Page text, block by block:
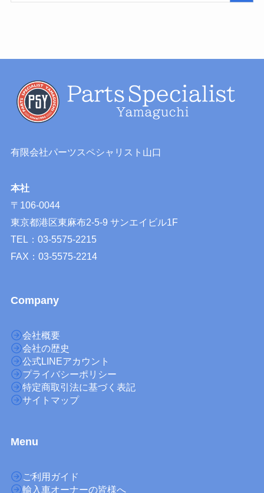
有限会社パーツスペシャリスト山口
本社
〒106-0044
東京都港区東麻布2-5-9 サンエイビル1F
TEL：03-5575-2215
FAX：03-5575-2214
Company
会社概要
会社の歴史
公式LINEアカウント
プライバシーポリシー
特定商取引法に基づく表記
サイトマップ
Menu
ご利用ガイド
輸入車オーナーの皆様へ